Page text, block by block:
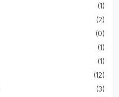
(1)
(2)
(0)
(1)
(1)
(12)
(3)